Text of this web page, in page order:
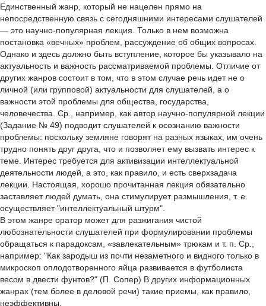
Единственный жанр, который не нацелен прямо на
непосредственную связь с сегодняшними интересами слушателей
— это научно-популярная лекция. Только в нем возможна
постановка «вечных» проблем, рассуждение об общих вопросах.
Однако и здесь должно быть вступление, которое бы указывало на
актуальность и важность рассматриваемой проблемы. Отличие от
других жанров состоит в том, что в этом случае речь идет не о
личной (или групповой) актуальности для слушателей, а о
важности этой проблемы для общества, государства,
человечества. Ср., например, как автор научно-популярной лекции
(Задание № 49) подводит слушателей к осознанию важности
проблемы: поскольку земляне говорят на разных языках, им очень
трудно понять друг друга, что и позволяет ему вызвать интерес к
теме. Интерес требуется для активизации интеллектуальной
деятельности людей, а это, как правило, и есть сверхзадача
лекции. Настоящая, хорошо прочитанная лекция обязательно
заставляет людей думать, она стимулирует размышления, т. е.
осуществляет "интеллектуальный штурм".
В этом жанре оратор может для разжигания чистой
любознательности слушателей при формулировании проблемы
обращаться к парадоксам, «завлекательным» трюкам и т. п. Ср.,
например: "Как зародыш из почти незаметного и видного только в
микроскоп оплодотворенного яйца развивается в футболиста
весом в двести фунтов?" (П. Сопер) В других информационных
жанрах (тем более в деловой речи) такие приемы, как правило,
неэффективны.